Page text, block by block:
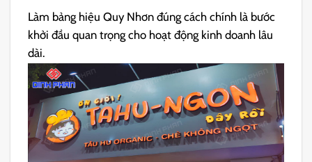
Làm bảng hiệu Quy Nhơn đúng cách chính là bước
khởi đầu quan trọng cho hoạt động kinh doanh lâu
dài.